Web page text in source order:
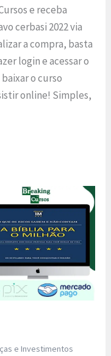
e receba
cerbasi 2022 via
a compra, basta
login e acessar o
o curso
online! Simples,
e Investimentos